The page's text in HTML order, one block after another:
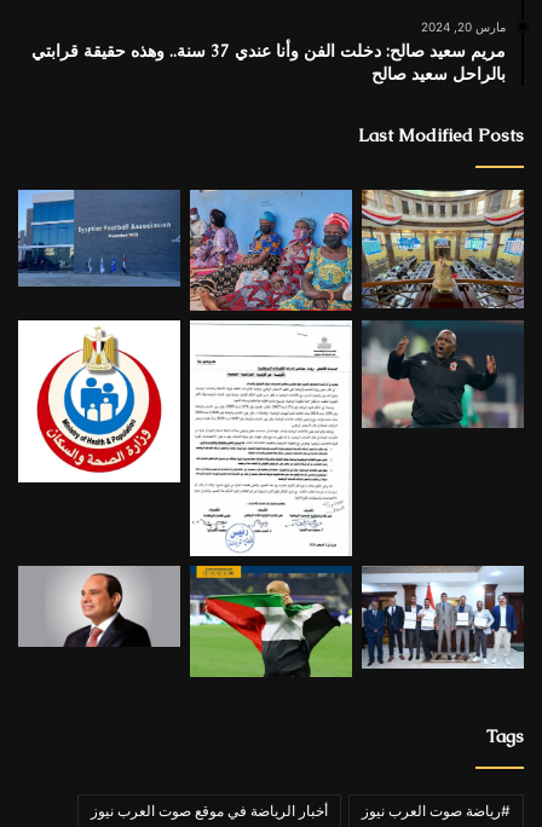
مارس 20, 2024
مريم سعيد صالح: دخلت الفن وأنا عندي 37 سنة.. وهذه حقيقة قرابتي
بالراحل سعيد صالح
Last Modified Posts
Tags
#رياضة صوت العرب نيوز أخبار الرياضة في موقع صوت العرب نيوز